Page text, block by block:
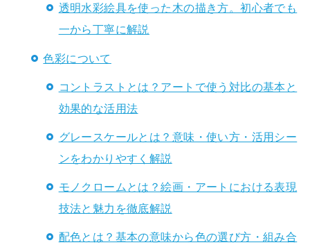
透明水彩絵具を使った木の描き方。初心者でも
一から丁寧に解説
色彩について
コントラストとは？アートで使う対比の基本と
効果的な活用法
グレースケールとは？意味・使い方・活用シー
ンをわかりやすく解説
モノクロームとは？絵画・アートにおける表現
技法と魅力を徹底解説
配色とは？基本の意味から色の選び方・組み合